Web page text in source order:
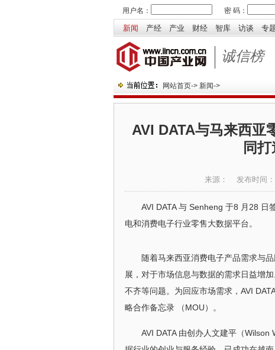
用户名： 密 码：
新闻 产经 产业 财经 智库 访谈 专
诚信榜
网站首页-> 新闻->
AVI DATA与马来西亚
同
来源： 发布时间：
AVI DATA 与 Senheng 于8 月28 日
电和消费电子行业零售大数据平台。
随着马来西亚消费电子产品需求与
展，对于市场信息与数据的需求日益增
不齐等问题。为回应市场需求，AVI
略合作备忘录 （MOU）。
AVI DATA 由创办人文建平（